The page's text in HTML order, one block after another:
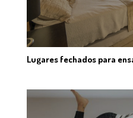
Lugares fechados para